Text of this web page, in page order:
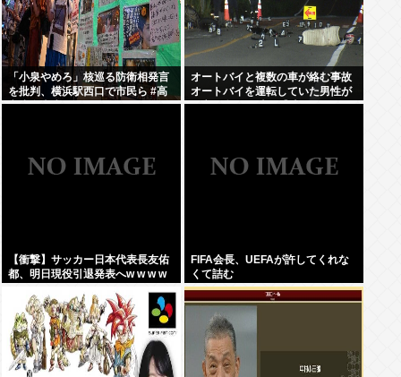
「小泉やめろ」核巡る防衛相発言
を批判、横浜駅西口で市民ら #高
市小泉麻生めちゃくちゃじゃんニ
オートバイと複数の車が絡む事故
オートバイを運転していた男性が
死亡 現場から車が逃走
【衝撃】サッカー日本代表長友佑
都、明日現役引退発表へw w w w
FIFA会長、UEFAが許してくれな
くて詰む